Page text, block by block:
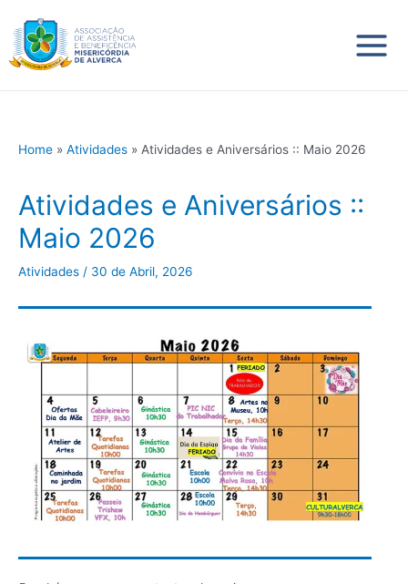
content
Menu
Home Atividades Atividades e Aniversários :: Maio 2026
Atividades e Aniversários ::
Maio 2026
Atividades / 30 de Abril, 2026